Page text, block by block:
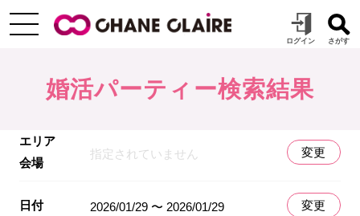
婚活パーティー検索結果
エリア
会場
指定されていません 変更
日付 2026/01/29 〜 2026/01/29 変更